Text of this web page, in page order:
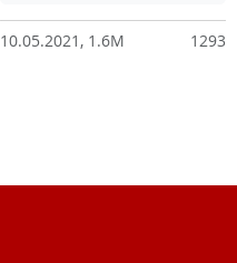
10.05.2021, 1.6M 1293